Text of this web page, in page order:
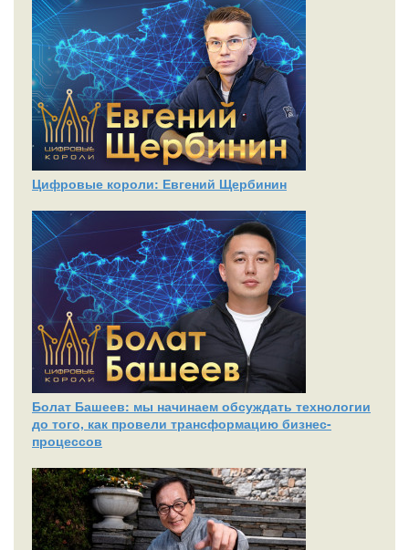
Цифровые короли: Евгений Щербинин
Болат Башеев: мы начинаем обсуждать технологии
до того, как провели трансформацию бизнес-
процессов